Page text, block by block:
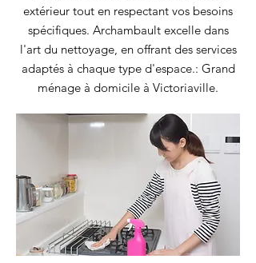
extérieur tout en respectant vos besoins
spécifiques. Archambault excelle dans
l'art du nettoyage, en offrant des services
adaptés à chaque type d'espace.: Grand
ménage à domicile à Victoriaville.